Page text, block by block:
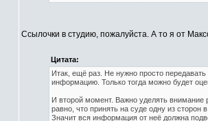
Ссылочки в студию, пожалуйста. А то я от
Цитата:
Итак, ещё раз. Не нужно просто
информацию. Только тогда можно будет
И второй момент. Важно уделять внимание
равно, что принять на суде одну из
Значит вся информация от неё должна